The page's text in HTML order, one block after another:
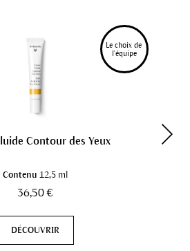
Le choix de
l'équipe
Contour des Yeux
Contenu 12,5 ml
36,50 €
DÉCOUVRIR